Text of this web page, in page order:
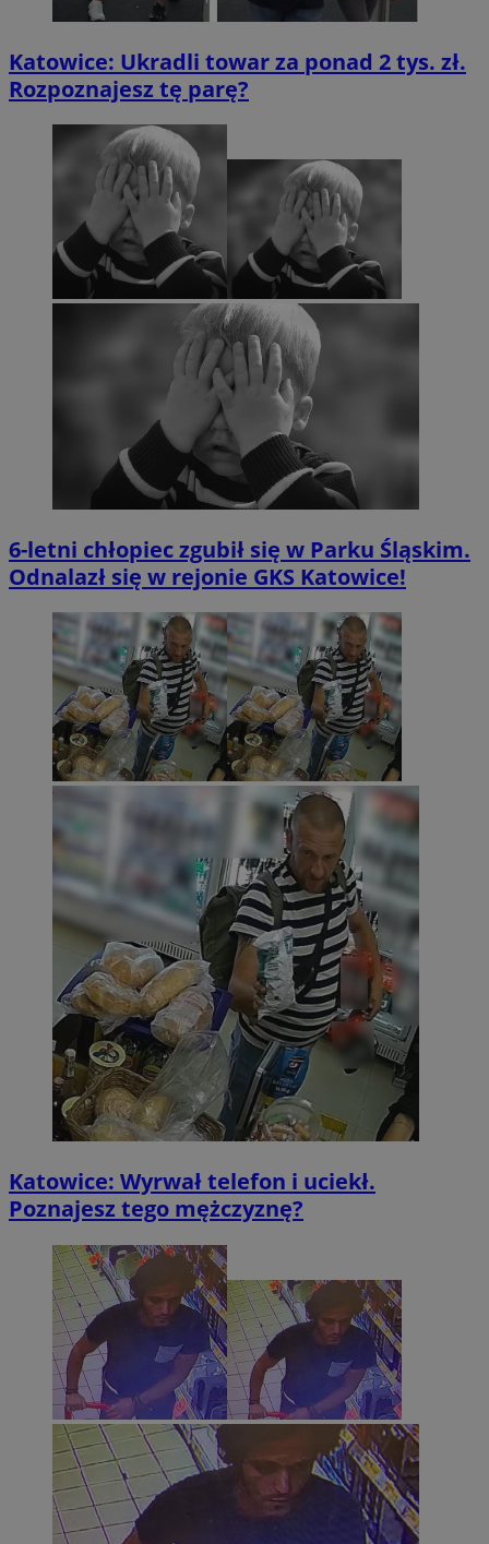
Katowice: Ukradli towar za ponad 2 tys. zł.
Rozpoznajesz tę parę?
6-letni chłopiec zgubił się w Parku Śląskim.
Odnalazł się w rejonie GKS Katowice!
Katowice: Wyrwał telefon i uciekł.
Poznajesz tego mężczyznę?